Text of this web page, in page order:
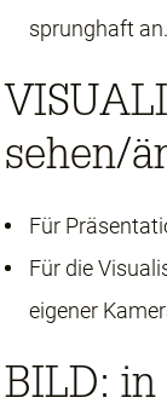
sprunghaft an.
sehen/
Für
Für die
eigener
BILD: